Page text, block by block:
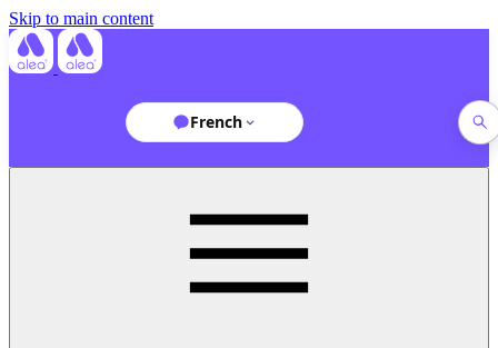
Skip to main content
French